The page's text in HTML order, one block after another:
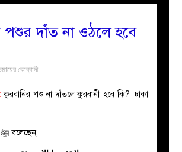
পশুর দাঁত না ওঠলে হবে
কোব্বাদী
কুরবানির পশু না দাঁতলে কুরবানী হবে কি?–ঢাকা
রাসূলুল্লাহ ﷺ বলেছেন,